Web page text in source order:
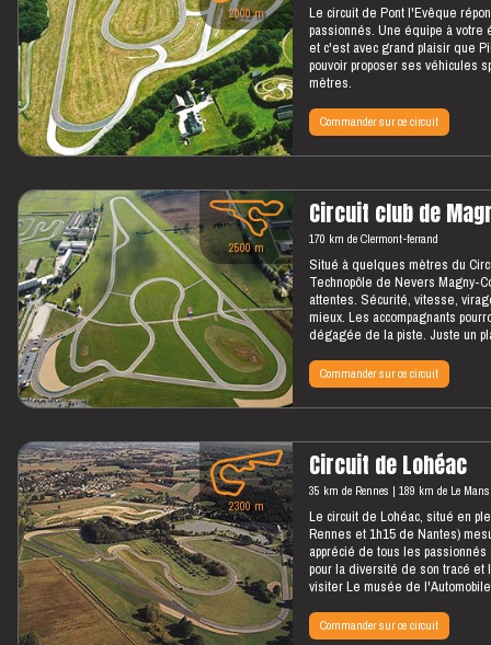
2000 m Le circuit de Pont l'Evêque
passionnés. Une équipe à
et c'est avec grand plaisir que
pouvoir proposer ses véhicules
mètres.
Commander sur ce circuit
Circuit club de
2500 m 170 km de Clermont-ferrand
Situé à quelques mètres du
Technopôle de Nevers Magny-
attentes. Sécurité, vitesse,
mieux. Les accompagnants
dégagée de la piste. Juste un
Commander sur ce circuit
Circuit de Lohéac
2300 m
35 km de Rennes 189 km de Le Mans
Le circuit de Lohéac, situé en
Rennes et 1h15 de Nantes)
apprécié de tous les
pour la diversité de son tracé
visiter Le musée de
Commander sur ce circuit